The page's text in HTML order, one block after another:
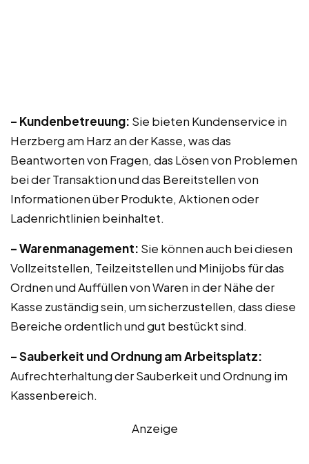
– Kundenbetreuung: Sie bieten Kundenservice in
Herzberg am Harz an der Kasse, was das
Beantworten von Fragen, das Lösen von Problemen
bei der Transaktion und das Bereitstellen von
Informationen über Produkte, Aktionen oder
Ladenrichtlinien beinhaltet.
– Warenmanagement: Sie können auch bei diesen
Vollzeitstellen, Teilzeitstellen und Minijobs für das
Ordnen und Auffüllen von Waren in der Nähe der
Kasse zuständig sein, um sicherzustellen, dass diese
Bereiche ordentlich und gut bestückt sind.
– Sauberkeit und Ordnung am Arbeitsplatz:
Aufrechterhaltung der Sauberkeit und Ordnung im
Kassenbereich.
Anzeige